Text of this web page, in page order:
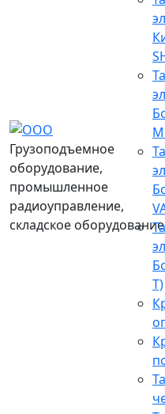
Грузоподъемное
оборудование,
промышленное
радиоуправление,
складское оборудование
Т)